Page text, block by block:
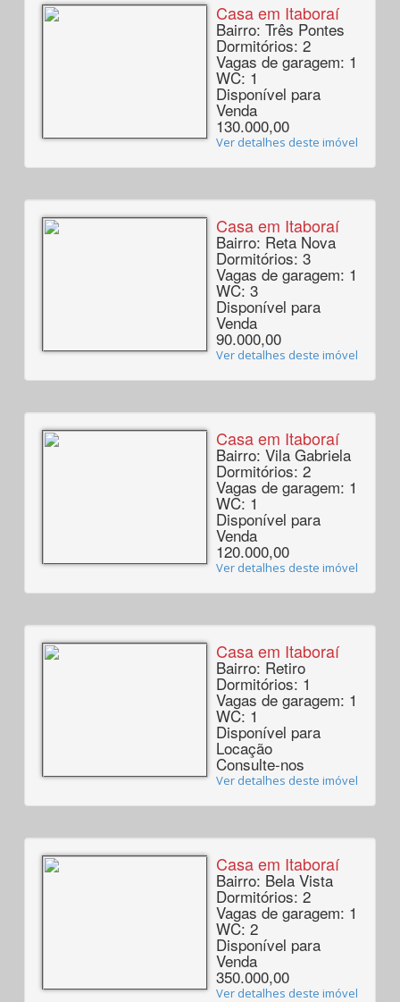
Casa em Itaboraí
Bairro: Três Pontes
Dormitórios: 2
Vagas de garagem: 1
WC: 1
Disponível para
Venda
130.000,00
Ver detalhes deste imóvel
Casa em Itaboraí
Bairro: Reta Nova
Dormitórios: 3
Vagas de garagem: 1
WC: 3
Disponível para
Venda
90.000,00
Ver detalhes deste imóvel
Casa em Itaboraí
Bairro: Vila Gabriela
Dormitórios: 2
Vagas de garagem: 1
WC: 1
Disponível para
Venda
120.000,00
Ver detalhes deste imóvel
Casa em Itaboraí
Bairro: Retiro
Dormitórios: 1
Vagas de garagem: 1
WC: 1
Disponível para
Locação
Consulte-nos
Ver detalhes deste imóvel
Casa em Itaboraí
Bairro: Bela Vista
Dormitórios: 2
Vagas de garagem: 1
WC: 2
Disponível para
Venda
350.000,00
Ver detalhes deste imóvel